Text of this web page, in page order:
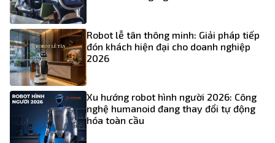
Robot lễ tân thông minh: Giải pháp tiếp
đón khách hiện đại cho doanh nghiệp
2026
Xu hướng robot hình người 2026: Công
nghệ humanoid đang thay đổi tự động
hóa toàn cầu